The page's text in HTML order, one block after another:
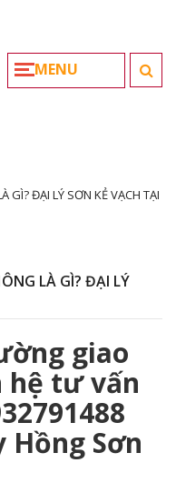
MENU
GÌ? ĐẠI LÝ SƠN KẺ VẠCH TẠI
LÀ GÌ? ĐẠI LÝ
giao
hệ tư vấn
Sơn